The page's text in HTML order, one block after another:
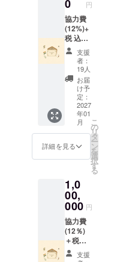
しま
す！ (寄
付金受
領証明
書を発
行しま
0 円
協力費
(12%)+
税 込み
で
578,485
円とな
りま
す。
【ブッ
ダガヤ
の子ど
もたち
からの
サン
キュー
レ
を心を
込めて
お届け
しま
す！ (寄
付金受
領証明
書を発
行しま
支援
者：
19人
お届
け予
定：
2027
年01
月
詳細を見る
こ
の
リ
タ
ー
ン
を
選
択
す
る
1,0
00,
000 円
協力費
(12％)
＋税込
みで
1,156,9
支援